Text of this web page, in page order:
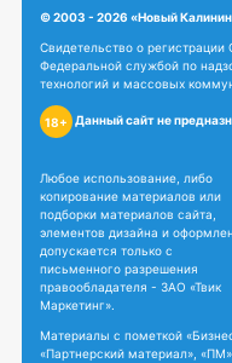
© 2003 - 2026 «Новый
Свидетельство о
Федеральной службой по
технологий и массовых
18+ Данный сайт не
Любое использование, либо
копирование материалов или
подборки материалов сайта,
элементов дизайна и
допускается только с
письменного разрешения
правообладателя - ЗАО «Твик
Маркетинг».
Материалы с пометкой
«Партнерский материал», «ПМ»,